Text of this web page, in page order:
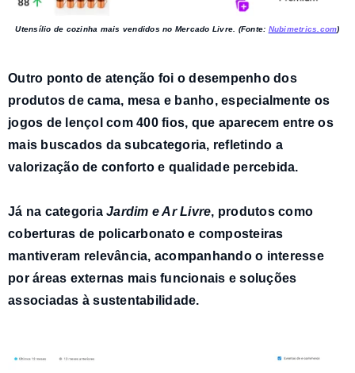
Utensílio de cozinha mais vendidos no Mercado Livre. (Fonte: Nubimetrics.com)
Outro ponto de atenção foi o desempenho dos
produtos de cama, mesa e banho, especialmente os
jogos de lençol com 400 fios, que aparecem entre os
mais buscados da subcategoria, refletindo a
valorização de conforto e qualidade percebida.
Já na categoria Jardim e Ar Livre, produtos como
coberturas de policarbonato e composteiras
mantiveram relevância, acompanhando o interesse
por áreas externas mais funcionais e soluções
associadas à sustentabilidade.